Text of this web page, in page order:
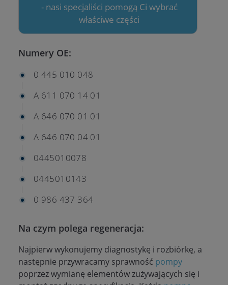
- nasi specjaliści pomogą Ci wybrać
właściwe części
Numery OE:
0 445 010 048
A 611 070 14 01
A 646 070 01 01
A 646 070 04 01
0445010078
0445010143
0 986 437 364
Na czym polega regeneracja:
Najpierw wykonujemy diagnostykę i rozbiórkę, a
następnie przywracamy sprawność pompy
poprzez wymianę elementów zużywających się i